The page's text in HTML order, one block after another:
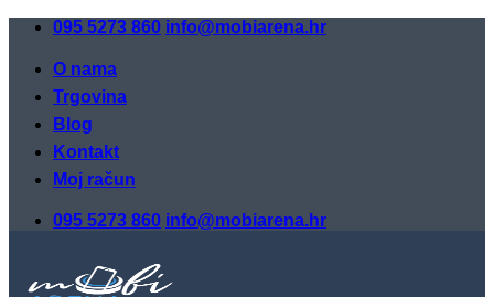
Skip
content
095 5273 860 info@mobiarena.hr
O nama
Trgovina
Blog
Kontakt
Moj račun
095 5273 860 info@mobiarena.hr